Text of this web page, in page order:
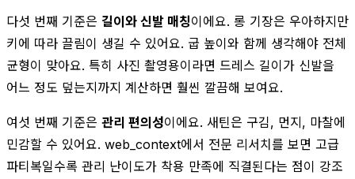
다섯 번째 기준은 길이와 신발 매칭이에요. 롱 기장은 우아하지만
키에 따라 끌림이 생길 수 있어요. 굽 높이와 함께 생각해야 전체
균형이 맞아요. 특히 사진 촬영용이라면 드레스 길이가 신발을
어느 정도 덮는지까지 계산하면 훨씬 깔끔해 보여요.
여섯 번째 기준은 관리 편의성이에요. 새틴은 구김, 먼지, 마찰에
민감할 수 있어요. web_context에서 전문 리서치를 보면 고급
파티복일수록 관리 난이도가 착용 만족에 직결된다는 점이 강조